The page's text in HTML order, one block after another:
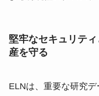
堅牢なセキュリテ
産を守る
ELNは、重要な研究